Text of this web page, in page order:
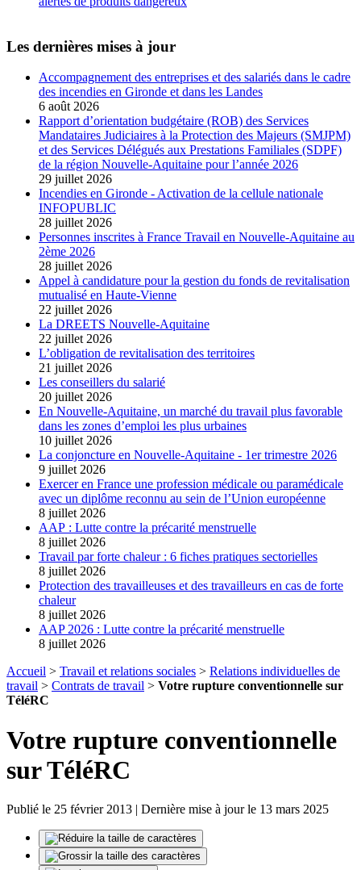
Les dernières mises à jour
Accompagnement des entreprises et des salariés dans le cadre
des incendies en Gironde et dans les Landes
6 août 2026
Rapport d’orientation budgétaire (ROB) des Services
Mandataires Judiciaires à la Protection des Majeurs (SMJPM)
et des Services Délégués aux Prestations Familiales (SDPF)
de la région Nouvelle-Aquitaine pour l’année 2026
29 juillet 2026
Incendies en Gironde - Activation de la cellule nationale
INFOPUBLIC
28 juillet 2026
Personnes inscrites à France Travail en Nouvelle-Aquitaine au
2ème 2026
28 juillet 2026
Appel à candidature pour la gestion du fonds de revitalisation
mutualisé en Haute-Vienne
22 juillet 2026
La DREETS Nouvelle-Aquitaine
22 juillet 2026
L’obligation de revitalisation des territoires
21 juillet 2026
Les conseillers du salarié
20 juillet 2026
En Nouvelle-Aquitaine, un marché du travail plus favorable
dans les zones d’emploi les plus urbaines
10 juillet 2026
La conjoncture en Nouvelle-Aquitaine - 1er trimestre 2026
9 juillet 2026
Exercer en France une profession médicale ou paramédicale
avec un diplôme reconnu au sein de l’Union européenne
8 juillet 2026
AAP : Lutte contre la précarité menstruelle
8 juillet 2026
Travail par forte chaleur : 6 fiches pratiques sectorielles
8 juillet 2026
Protection des travailleuses et des travailleurs en cas de forte
chaleur
8 juillet 2026
AAP 2026 : Lutte contre la précarité menstruelle
8 juillet 2026
Accueil > Travail et relations sociales > Relations individuelles de
travail > Contrats de travail > Votre rupture conventionnelle sur
TéléRC
Votre rupture conventionnelle
sur TéléRC
Publié le 25 février 2013 | Dernière mise à jour le 13 mars 2025